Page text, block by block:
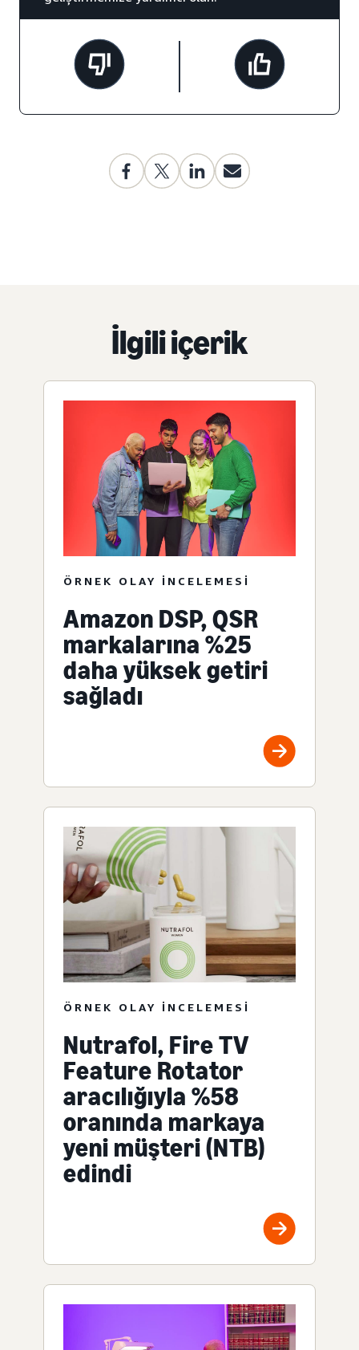
İlgili içerik
ÖRNEK OLAY INCELEMESI
Amazon DSP, QSR
markalarına %25
daha yüksek getiri
sağladı
ÖRNEK OLAY INCELEMESI
Nutrafol, Fire TV
Feature Rotator
aracılığıyla %58
oranında markaya
yeni müşteri (NTB)
edindi